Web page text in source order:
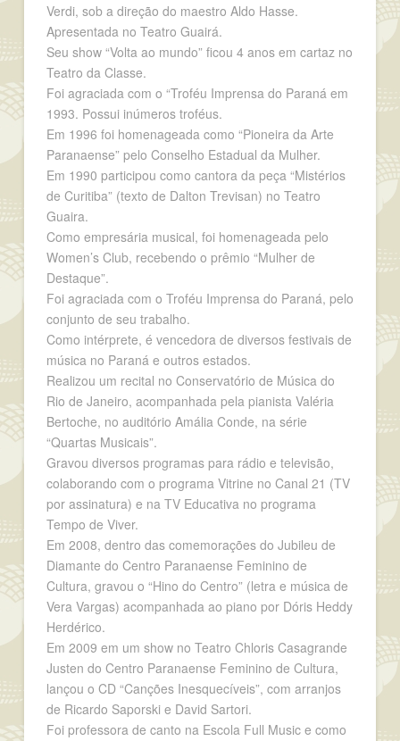
Verdi, sob a direção do maestro Aldo Hasse.
Apresentada no Teatro Guairá.
Seu show “Volta ao mundo” ficou 4 anos em cartaz no
Teatro da Classe.
Foi agraciada com o “Troféu Imprensa do Paraná em
1993. Possui inúmeros troféus.
Em 1996 foi homenageada como “Pioneira da Arte
Paranaense” pelo Conselho Estadual da Mulher.
Em 1990 participou como cantora da peça “Mistérios
de Curitiba” (texto de Dalton Trevisan) no Teatro
Guaira.
Como empresária musical, foi homenageada pelo
Women’s Club, recebendo o prêmio “Mulher de
Destaque”.
Foi agraciada com o Troféu Imprensa do Paraná, pelo
conjunto de seu trabalho.
Como intérprete, é vencedora de diversos festivais de
música no Paraná e outros estados.
Realizou um recital no Conservatório de Música do
Rio de Janeiro, acompanhada pela pianista Valéria
Bertoche, no auditório Amália Conde, na série
“Quartas Musicais”.
Gravou diversos programas para rádio e televisão,
colaborando com o programa Vitrine no Canal 21 (TV
por assinatura) e na TV Educativa no programa
Tempo de Viver.
Em 2008, dentro das comemorações do Jubileu de
Diamante do Centro Paranaense Feminino de
Cultura, gravou o “Hino do Centro” (letra e música de
Vera Vargas) acompanhada ao piano por Dóris Heddy
Herdérico.
Em 2009 em um show no Teatro Chloris Casagrande
Justen do Centro Paranaense Feminino de Cultura,
lançou o CD “Canções Inesquecíveis”, com arranjos
de Ricardo Saporski e David Sartori.
Foi professora de canto na Escola Full Music e como